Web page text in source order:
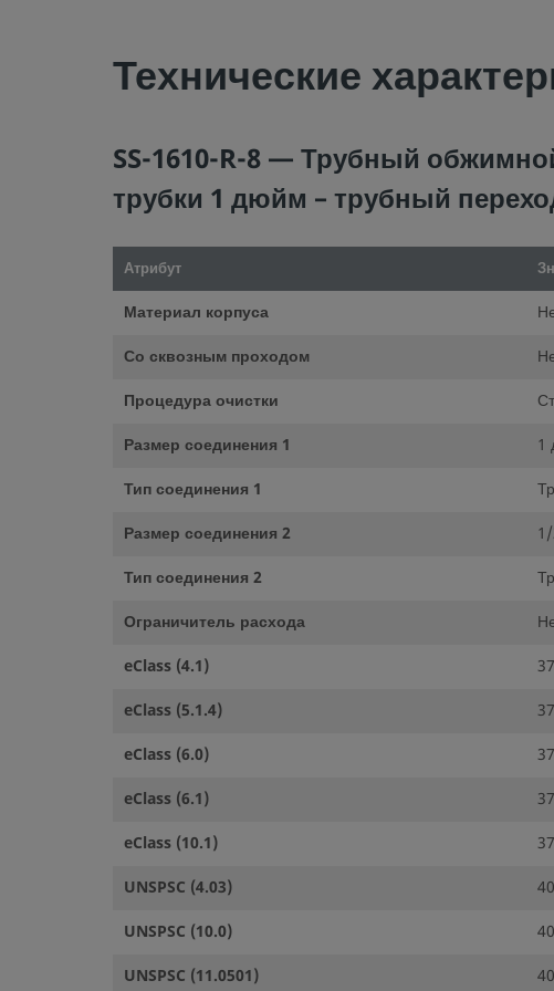
Технические
SS-1610-R-8 — Трубный
трубки 1 дюйм – трубный
Атрибут
Материал корпуса
Со сквозным проходом
Процедура очистки
Размер соединения 1
1
Тип соединения 1
Размер соединения 2
Тип соединения 2
Ограничитель расхода
eClass (4.1)
eClass (5.1.4)
eClass (6.0)
eClass (6.1)
eClass (10.1)
UNSPSC (4.03)
UNSPSC (10.0)
UNSPSC (11.0501)